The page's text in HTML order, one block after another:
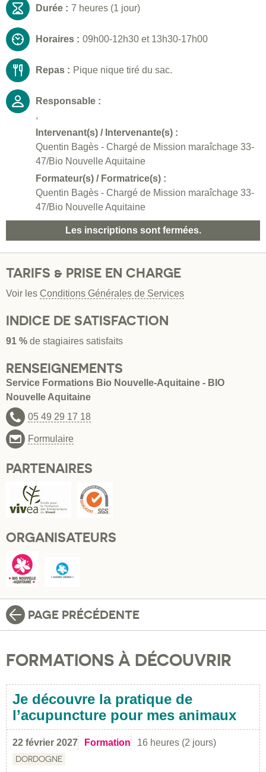
Durée : 7 heures (1 jour)
Horaires : 09h00-12h30 et 13h30-17h00
Repas : Pique nique tiré du sac.
Responsable :
,
Intervenant(s) / Intervenante(s) :
Quentin Bagès - Chargé de Mission maraîchage 33-
47/Bio Nouvelle Aquitaine
Formateur(s) / Formatrice(s) :
Quentin Bagès - Chargé de Mission maraîchage 33-
47/Bio Nouvelle Aquitaine
Les inscriptions sont fermées.
TARIFS & PRISE EN CHARGE
Voir les Conditions Générales de Services
INDICE DE SATISFACTION
91 % de stagiaires satisfaits
RENSEIGNEMENTS
Service Formations Bio Nouvelle-Aquitaine - BIO
Nouvelle Aquitaine
05 49 29 17 18
Formulaire
PARTENAIRES
ORGANISATEURS
PAGE PRÉCÉDENTE
FORMATIONS À DÉCOUVRIR
Je découvre la pratique de
l’acupuncture pour mes animaux
22 février 2027 Formation 16 heures (2 jours)
DORDOGNE